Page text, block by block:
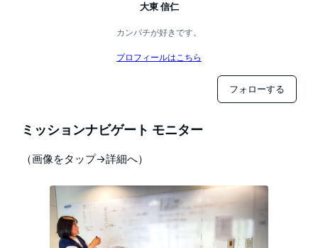
大東 信仁
カンパチが好きです。
プロフィールはこちら
フォローする
ミッションナビゲート モニター
（画像をタップ→詳細へ）